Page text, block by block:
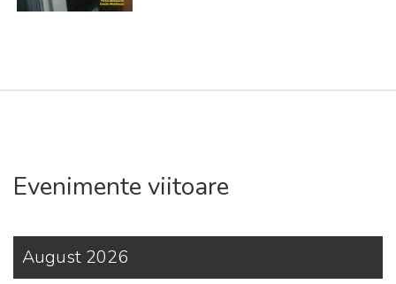
Evenimente viitoare
August 2026